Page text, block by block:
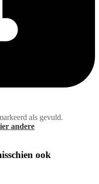
als gevuld.
andere
ook